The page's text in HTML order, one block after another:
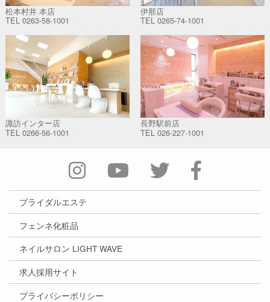
松本村井 本店
TEL 0263-58-1001
伊那店
TEL 0265-74-1001
諏訪インター店
TEL 0266-56-1001
長野駅前店
TEL 026-227-1001
ブライダルエステ
フェンネ化粧品
ネイルサロン LIGHT WAVE
求人採用サイト
プライバシーポリシー